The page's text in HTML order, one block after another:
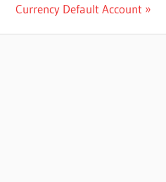
Next
Currency Default Account